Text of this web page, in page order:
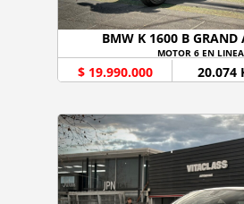
BMW K 1600 B GRAND
MOTOR 6 EN LINEA
$ 19.990.000 20.074